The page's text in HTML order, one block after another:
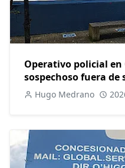
Operativo policial
sospechoso fuera
Hugo Medrano